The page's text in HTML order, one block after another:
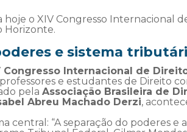
hoje o XIV Congresso Internacional
Horizonte.
e sistema
Congresso Internacional de
e estudantes de Direito
pela Associação Brasileira de
Abreu Machado Derzi,
central: “A separação do poderes e